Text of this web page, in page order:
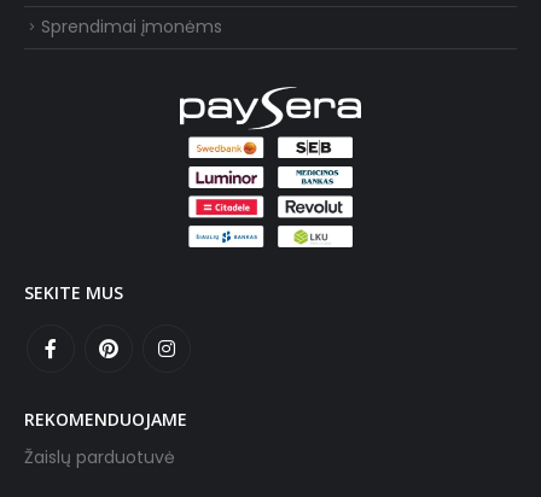
Sprendimai įmonėms
SEKITE MUS
REKOMENDUOJAME
Žaislų parduotuvė